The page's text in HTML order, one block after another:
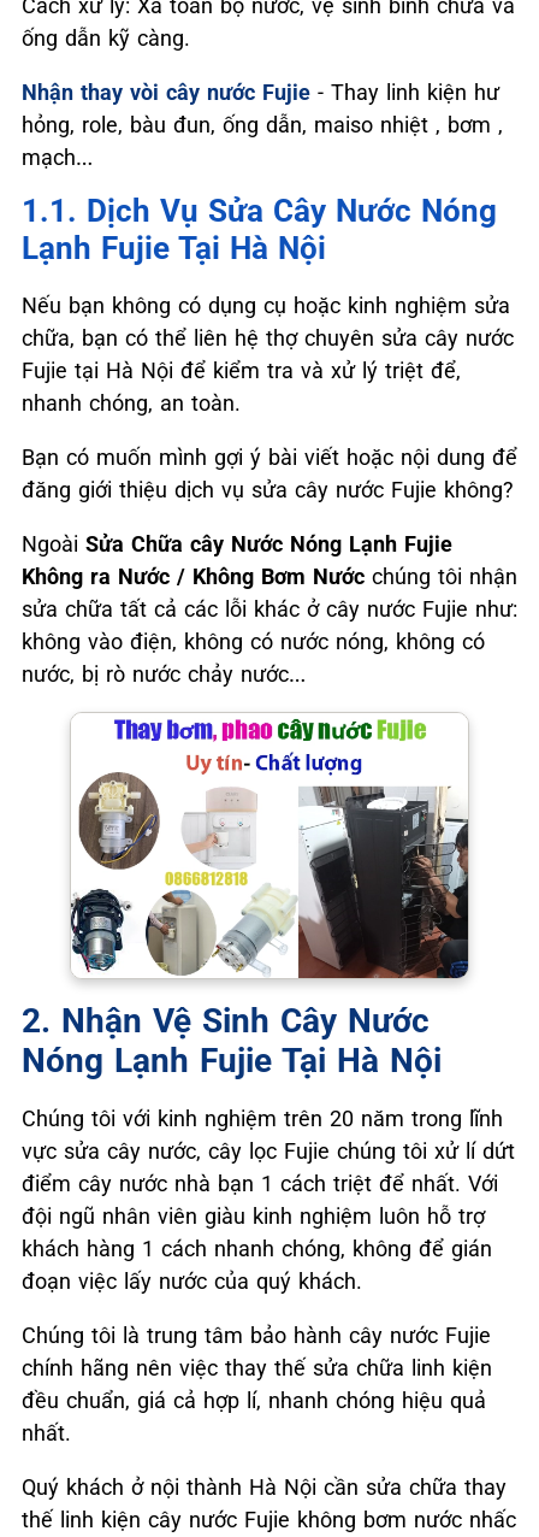
Cách xử lý: Xả toàn bộ nước, vệ sinh bình chứa và
ống dẫn kỹ càng.
Nhận thay vòi cây nước Fujie - Thay linh kiện hư
hỏng, role, bàu đun, ống dẫn, maiso nhiệt , bơm ,
mạch…
1.1. Dịch Vụ Sửa Cây Nước Nóng
Lạnh Fujie Tại Hà Nội
Nếu bạn không có dụng cụ hoặc kinh nghiệm sửa
chữa, bạn có thể liên hệ thợ chuyên sửa cây nước
Fujie tại Hà Nội để kiểm tra và xử lý triệt để,
nhanh chóng, an toàn.
Bạn có muốn mình gợi ý bài viết hoặc nội dung để
đăng giới thiệu dịch vụ sửa cây nước Fujie không?
Ngoài Sửa Chữa cây Nước Nóng Lạnh Fujie
Không ra Nước / Không Bơm Nước chúng tôi nhận
sửa chữa tất cả các lỗi khác ở cây nước Fujie như:
không vào điện, không có nước nóng, không có
nước, bị rò nước chảy nước…
2. Nhận Vệ Sinh Cây Nước
Nóng Lạnh Fujie Tại Hà Nội
Chúng tôi với kinh nghiệm trên 20 năm trong lĩnh
vực sửa cây nước, cây lọc Fujie chúng tôi xử lí dứt
điểm cây nước nhà bạn 1 cách triệt để nhất. Với
đội ngũ nhân viên giàu kinh nghiệm luôn hỗ trợ
khách hàng 1 cách nhanh chóng, không để gián
đoạn việc lấy nước của quý khách.
Chúng tôi là trung tâm bảo hành cây nước Fujie
chính hãng nên việc thay thế sửa chữa linh kiện
đều chuẩn, giá cả hợp lí, nhanh chóng hiệu quả
nhất.
Quý khách ở nội thành Hà Nội cần sửa chữa thay
thế linh kiện cây nước Fujie không bơm nước nhấc